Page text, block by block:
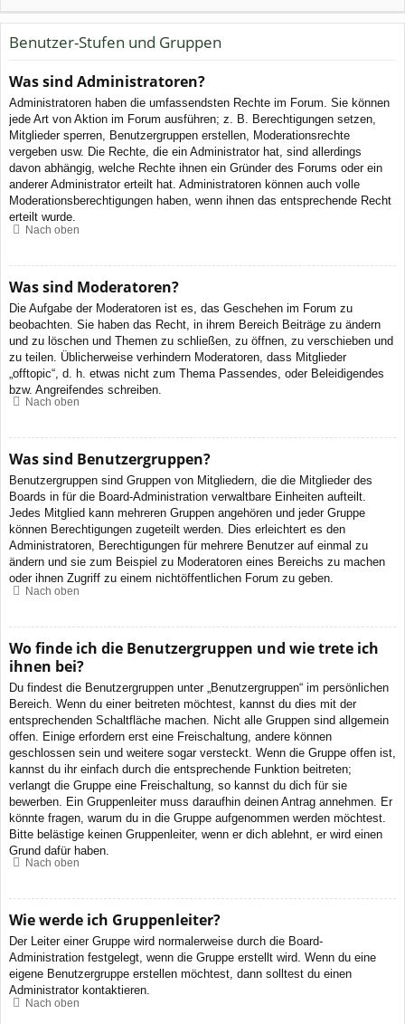
Benutzer-Stufen und Gruppen
Was sind Administratoren?
Administratoren haben die umfassendsten Rechte im Forum. Sie können
jede Art von Aktion im Forum ausführen; z. B. Berechtigungen setzen,
Mitglieder sperren, Benutzergruppen erstellen, Moderationsrechte
vergeben usw. Die Rechte, die ein Administrator hat, sind allerdings
davon abhängig, welche Rechte ihnen ein Gründer des Forums oder ein
anderer Administrator erteilt hat. Administratoren können auch volle
Moderationsberechtigungen haben, wenn ihnen das entsprechende Recht
erteilt wurde.
Nach oben
Was sind Moderatoren?
Die Aufgabe der Moderatoren ist es, das Geschehen im Forum zu
beobachten. Sie haben das Recht, in ihrem Bereich Beiträge zu ändern
und zu löschen und Themen zu schließen, zu öffnen, zu verschieben und
zu teilen. Üblicherweise verhindern Moderatoren, dass Mitglieder
„offtopic“, d. h. etwas nicht zum Thema Passendes, oder Beleidigendes
bzw. Angreifendes schreiben.
Nach oben
Was sind Benutzergruppen?
Benutzergruppen sind Gruppen von Mitgliedern, die die Mitglieder des
Boards in für die Board-Administration verwaltbare Einheiten aufteilt.
Jedes Mitglied kann mehreren Gruppen angehören und jeder Gruppe
können Berechtigungen zugeteilt werden. Dies erleichtert es den
Administratoren, Berechtigungen für mehrere Benutzer auf einmal zu
ändern und sie zum Beispiel zu Moderatoren eines Bereichs zu machen
oder ihnen Zugriff zu einem nichtöffentlichen Forum zu geben.
Nach oben
Wo finde ich die Benutzergruppen und wie trete ich
ihnen bei?
Du findest die Benutzergruppen unter „Benutzergruppen“ im persönlichen
Bereich. Wenn du einer beitreten möchtest, kannst du dies mit der
entsprechenden Schaltfläche machen. Nicht alle Gruppen sind allgemein
offen. Einige erfordern erst eine Freischaltung, andere können
geschlossen sein und weitere sogar versteckt. Wenn die Gruppe offen ist,
kannst du ihr einfach durch die entsprechende Funktion beitreten;
verlangt die Gruppe eine Freischaltung, so kannst du dich für sie
bewerben. Ein Gruppenleiter muss daraufhin deinen Antrag annehmen. Er
könnte fragen, warum du in die Gruppe aufgenommen werden möchtest.
Bitte belästige keinen Gruppenleiter, wenn er dich ablehnt, er wird einen
Grund dafür haben.
Nach oben
Wie werde ich Gruppenleiter?
Der Leiter einer Gruppe wird normalerweise durch die Board-
Administration festgelegt, wenn die Gruppe erstellt wird. Wenn du eine
eigene Benutzergruppe erstellen möchtest, dann solltest du einen
Administrator kontaktieren.
Nach oben